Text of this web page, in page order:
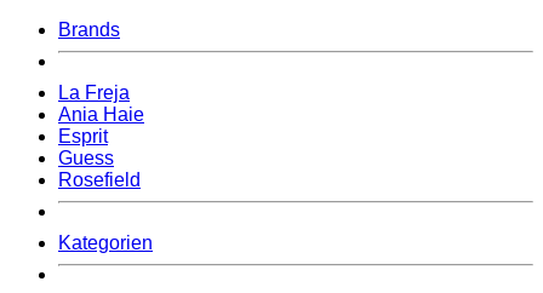
Brands
La Freja
Ania Haie
Esprit
Guess
Rosefield
Kategorien